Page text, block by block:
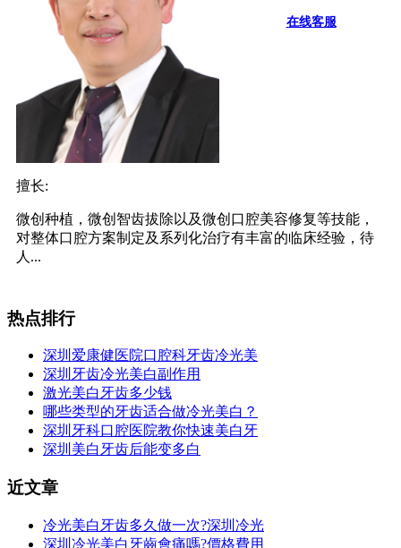
在线客服
擅长:
微创种植，微创智齿拔除以及微创口腔美容修复等技能，
对整体口腔方案制定及系列化治疗有丰富的临床经验，待
人...
热点排行
深圳爱康健医院口腔科牙齿冷光美
深圳牙齿冷光美白副作用
激光美白牙齿多少钱
哪些类型的牙齿适合做冷光美白？
深圳牙科口腔医院教你快速美白牙
深圳美白牙齿后能变多白
近文章
冷光美白牙齿多久做一次?深圳冷光
深圳冷光美白牙齒會痛嗎?價格費用